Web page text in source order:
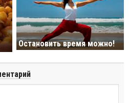
Остановить время можно!